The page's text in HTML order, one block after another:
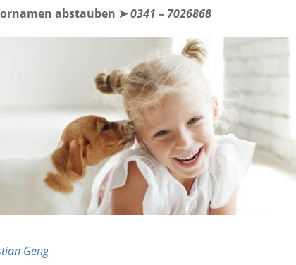
abstauben ➤0341 – 7026868
Geng